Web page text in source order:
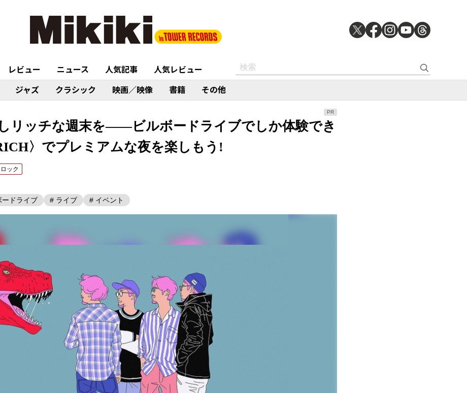
レビュー ニュース 人気記事
人気レビュー
ジャズ クラシック 映画／映像 書籍 その他
リッチな週末を――ビルボードライブでしか体験でき
〉でプレミアムな夜を楽しもう!
ック
ードライブ # ライブ # イベント